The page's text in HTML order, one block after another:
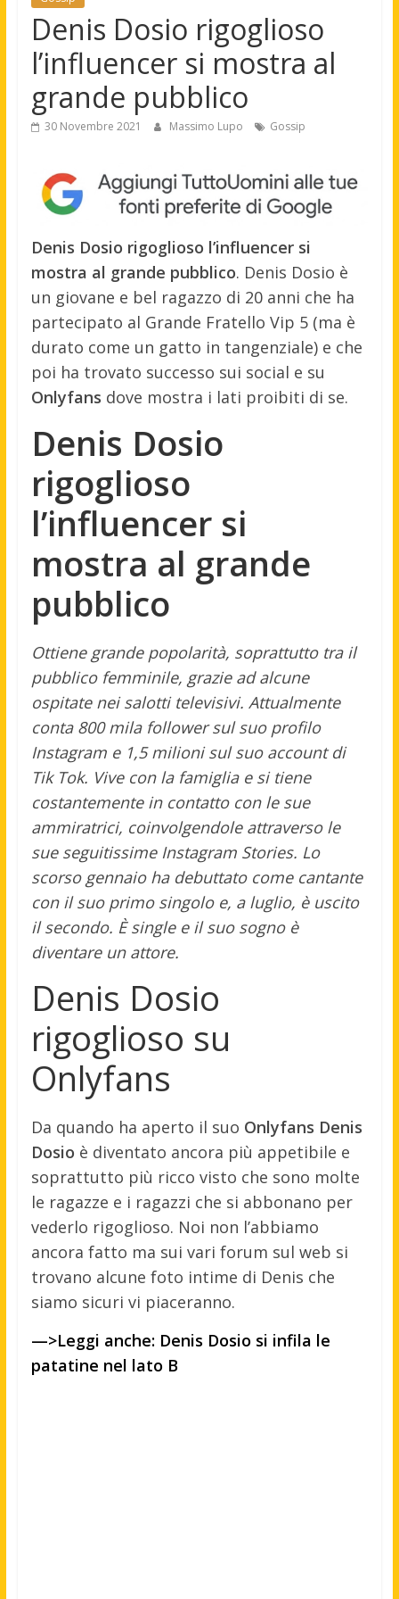
Denis Dosio rigoglioso
l’influencer si mostra al
grande pubblico
30 Novembre 2021 Massimo Lupo Gossip
Denis Dosio rigoglioso l’influencer si
mostra al grande pubblico. Denis Dosio è
un giovane e bel ragazzo di 20 anni che ha
partecipato al Grande Fratello Vip 5 (ma è
durato come un gatto in tangenziale) e che
poi ha trovato successo sui social e su
Onlyfans dove mostra i lati proibiti di se.
Denis Dosio
rigoglioso
l’influencer si
mostra al grande
pubblico
Ottiene grande popolarità, soprattutto tra il
pubblico femminile, grazie ad alcune
ospitate nei salotti televisivi. Attualmente
conta 800 mila follower sul suo profilo
Instagram e 1,5 milioni sul suo account di
Tik Tok. Vive con la famiglia e si tiene
costantemente in contatto con le sue
ammiratrici, coinvolgendole attraverso le
sue seguitissime Instagram Stories. Lo
scorso gennaio ha debuttato come cantante
con il suo primo singolo e, a luglio, è uscito
il secondo. È single e il suo sogno è
diventare un attore.
Denis Dosio
rigoglioso su
Onlyfans
Da quando ha aperto il suo Onlyfans Denis
Dosio è diventato ancora più appetibile e
soprattutto più ricco visto che sono molte
le ragazze e i ragazzi che si abbonano per
vederlo rigoglioso. Noi non l’abbiamo
ancora fatto ma sui vari forum sul web si
trovano alcune foto intime di Denis che
siamo sicuri vi piaceranno.
—>Leggi anche: Denis Dosio si infila le
patatine nel lato B